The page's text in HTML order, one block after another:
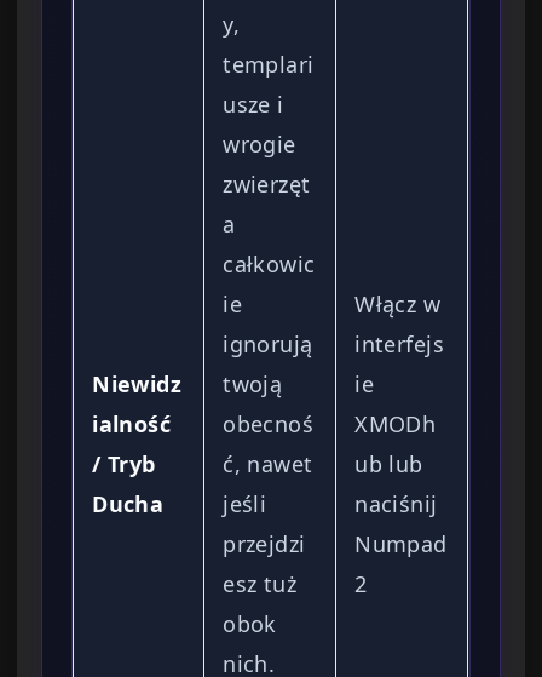
Niewidz
ialność
/ Tryb
Ducha
y,
templari
usze i
wrogie
zwierzęt
a
całkowic
ie
ignorują
twoją
obecnoś
ć, nawet
jeśli
przejdzi
esz tuż
obok
nich.
Włącz w
interfejs
ie
XMODh
ub lub
naciśnij
Numpad
2